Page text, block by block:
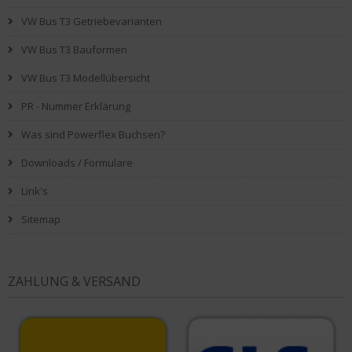
VW Bus T3 Getriebevarianten
VW Bus T3 Bauformen
VW Bus T3 Modellübersicht
PR - Nummer Erklärung
Was sind Powerflex Buchsen?
Downloads / Formulare
Link's
Sitemap
ZAHLUNG & VERSAND